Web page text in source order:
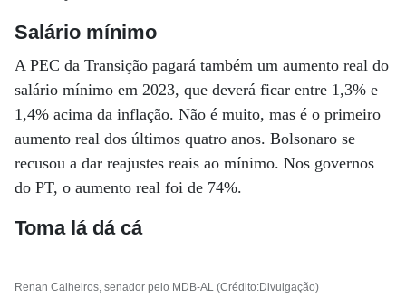
Salário mínimo
A PEC da Transição pagará também um aumento real do
salário mínimo em 2023, que deverá ficar entre 1,3% e
1,4% acima da inflação. Não é muito, mas é o primeiro
aumento real dos últimos quatro anos. Bolsonaro se
recusou a dar reajustes reais ao mínimo. Nos governos
do PT, o aumento real foi de 74%.
Toma lá dá cá
Renan Calheiros, senador pelo MDB-AL (Crédito:Divulgação)